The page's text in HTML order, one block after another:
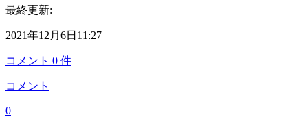
最終更新:
2021年12月6日11:27
コメント 0 件
コメント
0